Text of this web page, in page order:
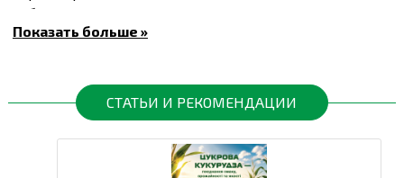
Гибрид выращивают для свежего рынка, кулинарии,
консервирования или заморозки.
ценам Вы можете винтернет-магазинеСпектр Сад
доставкой в Киев и другие города по всей
территории Украины.
Показать больше »
СТАТЬИ И РЕКОМЕНДАЦИИ